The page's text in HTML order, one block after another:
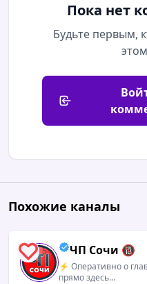
Пока нет
Будьте первым,
Похожие каналы
5 ЧП Сочи 🔞
⚡️ Оперативно о
прямо здесь...